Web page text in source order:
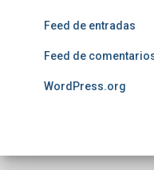
Feed de entradas
Feed de
WordPress.org